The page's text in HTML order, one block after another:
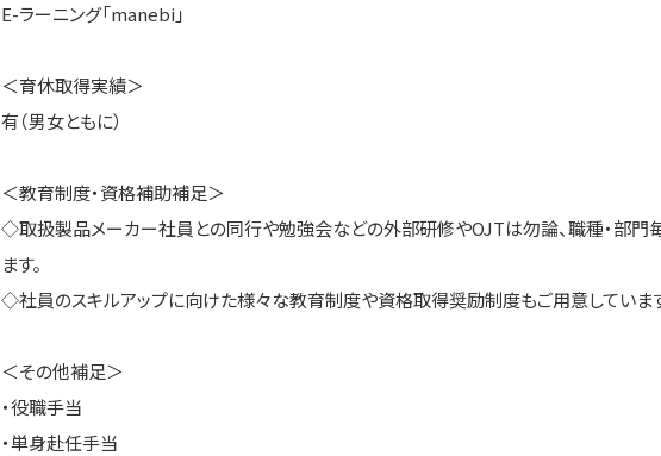
E-ラーニング「manebi」
＜育休取得実績＞
有（男女ともに）
＜教育制度・資格補助補足＞
◇取扱製品メーカー社員との同行や勉強会などの外部研修やOJTは勿論、職種・部門
ます。
◇社員のスキルアップに向けた様々な教育制度や資格取得奨励制度もご用意していま
＜その他補足＞
・役職手当
・単身赴任手当